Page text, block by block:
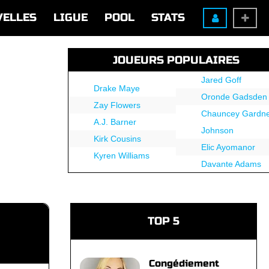
LIGUE POOL STATS
JOUEURS POPULAIRES
Drake Maye
Zay Flowers
A.J. Barner
Kirk Cousins
Kyren Williams
Jared Goff
Oronde Gadsden
Chauncey
Johnson
Elic Ayomanor
Davante Adams
TOP 5
Congédiement